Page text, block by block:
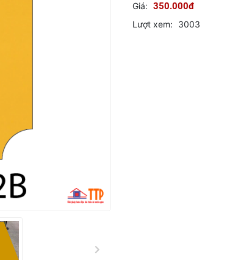
Giá: 350.000đ
Lượt xem: 3003